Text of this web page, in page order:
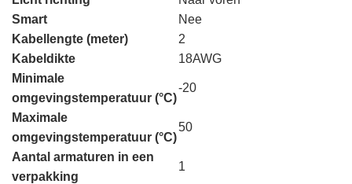
Smart
Nee
Kabellengte (meter)
2
Kabeldikte
18AWG
Minimale
omgevingstemperatuur (°C)
-20
Maximale
omgevingstemperatuur (°C)
50
Aantal armaturen in een
verpakking
1